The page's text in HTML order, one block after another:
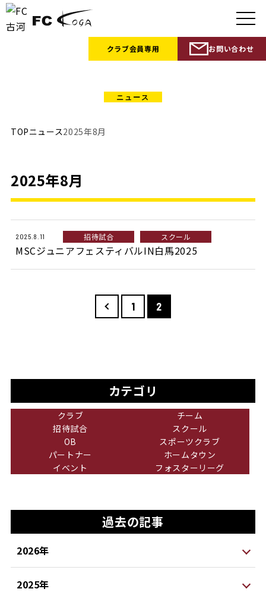
クラブ会員専用 お問い合わせ
TOPニュース2025年8月
2025年8月
2025.8.11 招待試合 スクール
MSCジュニアフェスティバルIN白馬2025
＜ 1 2
カテゴリ
クラブ
チーム
招待試合
スクール
OB
スポーツクラブ
パートナー
ホームタウン
イベント
フォスターリーグ
過去の記事
2026年
2025年